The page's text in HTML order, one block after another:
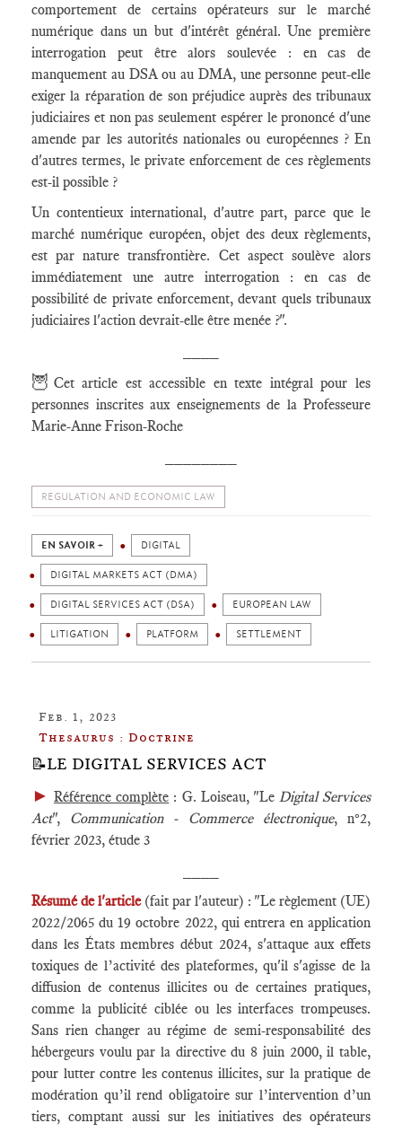
comportement de certains opérateurs sur le marché
numérique dans un but d'intérêt général. Une première
interrogation peut être alors soulevée : en cas de
manquement au DSA ou au DMA, une personne peut-elle
exiger la réparation de son préjudice auprès des tribunaux
judiciaires et non pas seulement espérer le prononcé d'une
amende par les autorités nationales ou européennes ? En
d'autres termes, le private enforcement de ces règlements
est-il possible ?
Un contentieux international, d'autre part, parce que le
marché numérique européen, objet des deux règlements,
est par nature transfrontière. Cet aspect soulève alors
immédiatement une autre interrogation : en cas de
possibilité de private enforcement, devant quels tribunaux
judiciaires l'action devrait-elle être menée ?".
🦉 Cet article est accessible en texte intégral pour les
personnes inscrites aux enseignements de la Professeure
Marie-Anne Frison-Roche
REGULATION AND ECONOMIC LAW
EN SAVOIR + DIGITAL
DIGITAL MARKETS ACT (DMA)
DIGITAL SERVICES ACT (DSA) EUROPEAN LAW
LITIGATION PLATFORM SETTLEMENT
Feb. 1, 2023
Thesaurus : Doctrine
📝LE DIGITAL SERVICES ACT
►Référence complète : G. Loiseau, "Le Digital Services
Act", Communication - Commerce électronique, n°2,
février 2023, étude 3
Résumé de l'article(fait par l'auteur) : "Le règlement (UE)
2022/2065 du 19 octobre 2022, qui entrera en application
dans les États membres début 2024, s'attaque aux effets
toxiques de l’activité des plateformes, qu'il s'agisse de la
diffusion de contenus illicites ou de certaines pratiques,
comme la publicité ciblée ou les interfaces trompeuses.
Sans rien changer au régime de semi-responsabilité des
hébergeurs voulu par la directive du 8 juin 2000, il table,
pour lutter contre les contenus illicites, sur la pratique de
modération qu’il rend obligatoire sur l’intervention d’un
tiers, comptant aussi sur les initiatives des opérateurs